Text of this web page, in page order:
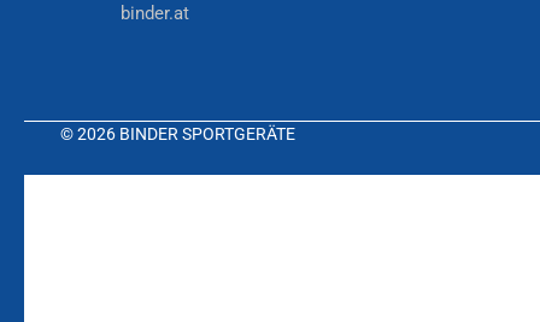
binder.at
© 2026 BINDER SPORTGERÄTE